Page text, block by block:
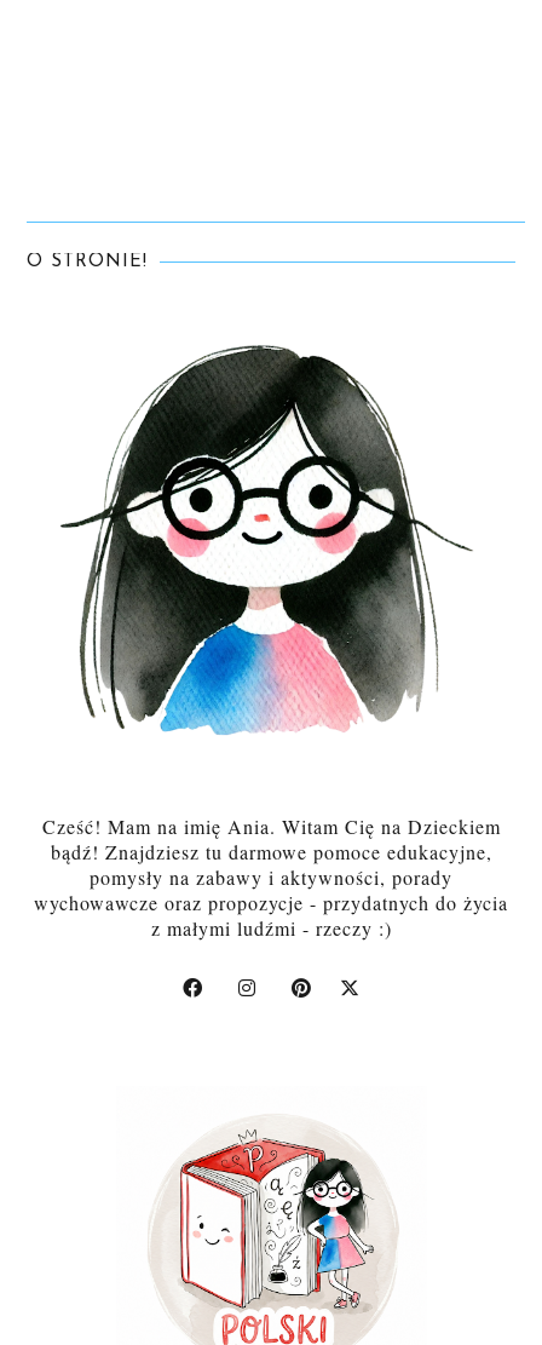
O STRONIE!
Cześć! Mam na imię Ania. Witam Cię na Dzieckiem
bądź! Znajdziesz tu darmowe pomoce edukacyjne,
pomysły na zabawy i aktywności, porady
wychowawcze oraz propozycje - przydatnych do życia
z małymi ludźmi - rzeczy :)